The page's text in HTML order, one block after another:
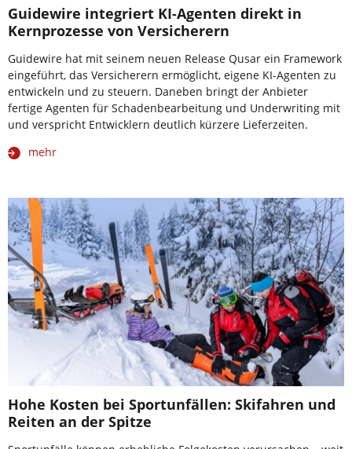
Guidewire integriert KI-Agenten direkt in
Kernprozesse von Versicherern
Guidewire hat mit seinem neuen Release Qusar ein Framework
eingeführt, das Versicherern ermöglicht, eigene KI-Agenten zu
entwickeln und zu steuern. Daneben bringt der Anbieter
fertige Agenten für Schadenbearbeitung und Underwriting mit
und verspricht Entwicklern deutlich kürzere Lieferzeiten.
mehr
Hohe Kosten bei Sportunfällen: Skifahren und
Reiten an der Spitze